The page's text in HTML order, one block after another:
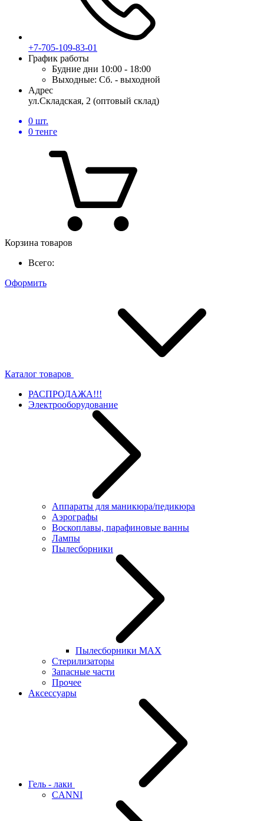
+7-705-109-83-01
График работы
Будние дни 10:00 - 18:00
Выходные: Сб. - выходной
Адрес
ул.Складская, 2 (оптовый склад)
0 шт.
0 тенге
Корзина товаров
Всего:
Оформить
Каталог товаров
РАСПРОДАЖА!!!
Электрооборудование
Аппараты для маникюра/педикюра
Аэрографы
Воскоплавы, парафиновые ванны
Лампы
Пылесборники
Пылесборники MAX
Стерилизаторы
Запасные части
Прочее
Аксессуары
Гель - лаки
CANNI